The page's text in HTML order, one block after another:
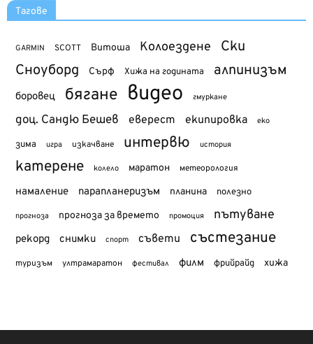
Тагове
GARMIN SCOTT Витоша Колоездене Ски
Сноуборд Сърф Хижа на годината алпинизъм
боровец бягане видео гмуркане
доц. Сандю Бешев еверест екипировка еко
зима игра изкачване интервю история
катерене колело маратон метеорология
намаление парапланеризъм планина полезно
прогноза прогноза за времето промоция пътуване
рекорд снимки спорт съвети състезание
туризъм ултрамаратон фестивал филм фрийрайд хижа